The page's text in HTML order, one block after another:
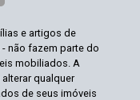
e artigos de
não fazem parte do
mobiliados. A
qualquer
de seus imóveis